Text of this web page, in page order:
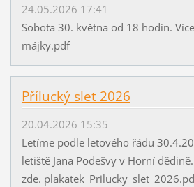
24.05.2026 17:41
Sobota 30. května od 18 hodin.
májky.pdf
Přílucký slet 2026
20.04.2026 15:35
Letíme podle letového řádu
letiště Jana Podešvy v Horní
zde.